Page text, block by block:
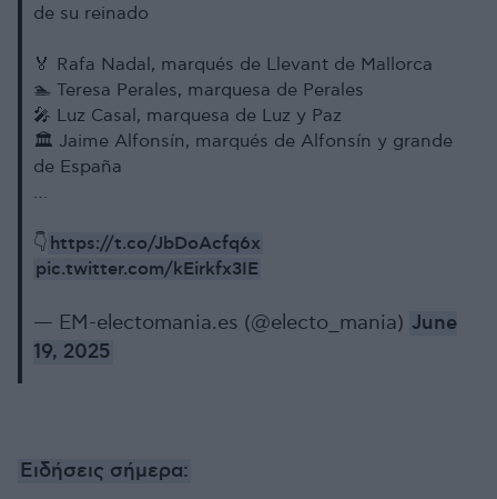
de su reinado
🏅 Rafa Nadal, marqués de Llevant de Mallorca
🏊 Teresa Perales, marquesa de Perales
🎤 Luz Casal, marquesa de Luz y Paz
🏛️ Jaime Alfonsín, marqués de Alfonsín y grande
de España
…
👇 https://t.co/JbDoAcfq6x
pic.twitter.com/kEirkfx3IE
— EM-electomania.es (@electo_mania) June
19, 2025
Ειδήσεις σήμερα: